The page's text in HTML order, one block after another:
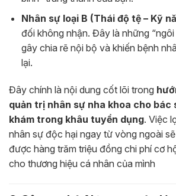
Nhân sự loại B (Thái độ tệ – Kỹ
đối không nhận. Đây là những
gây chia rẽ nội bộ và khiến bệnh
lại.
Đây chính là nội dung cốt lõi trong
quản trị nhân sự nha khoa cho bác
khám trong khâu tuyển dụng. Việc
nhân sự độc hại ngay từ vòng ngoài
được hàng trăm triệu đồng chi phí cơ
cho thương hiệu cá nhân của mình